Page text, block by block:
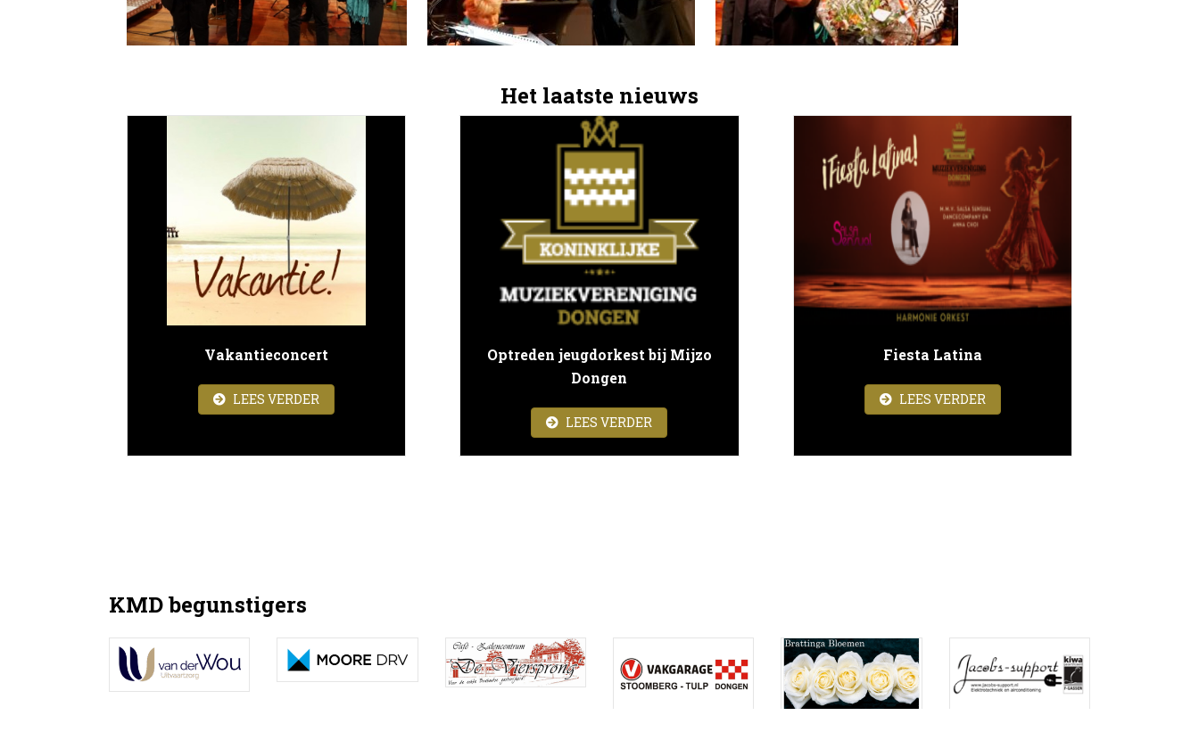
Het laatste nieuws
Vakantieconcert
LEES VERDER
Optreden jeugdorkest bij Mijzo
Dongen
LEES VERDER
Fiesta Latina
LEES VERDERABOUT FIESTA LATINA
KMD begunstigers